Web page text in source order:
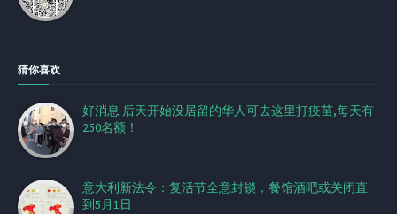
猜你喜欢
好消息:后天开始没居留的华人可去这里打疫苗,每天有
250名额！
意大利新法令：复活节全意封锁，餐馆酒吧或关闭直
到5月1日